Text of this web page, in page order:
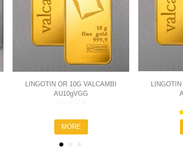
LINGOTIN OR 10G VALCAMBI
AU10gVGG
MORE